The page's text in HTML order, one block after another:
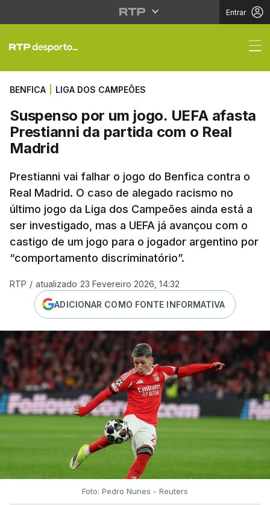
Entrar
Suspenso por um
BENFICA LIGA DOS CAMPEÕES
Suspenso por um jogo. UEFA afasta
Prestianni da partida com o Real
Madrid
Prestianni vai falhar o jogo do Benfica contra o
Real Madrid. O caso de alegado racismo no
último jogo da Liga dos Campeões ainda está a
ser investigado, mas a UEFA já avançou com o
castigo de um jogo para o jogador argentino por
“comportamento discriminatório”.
RTP / atualizado 23 Fevereiro 2026, 14:32
ADICIONAR COMO FONTE INFORMATIVA
Foto: Pedro Nunes - Reuters